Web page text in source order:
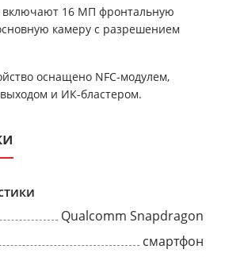
включают 16 МП фронтальную
камеру с разрешением
оснащено NFC-модулем,
и ИК-бластером.
Qualcomm Snapdragon
смартфон